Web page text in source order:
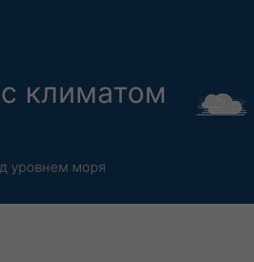
климатом
уровнем моря